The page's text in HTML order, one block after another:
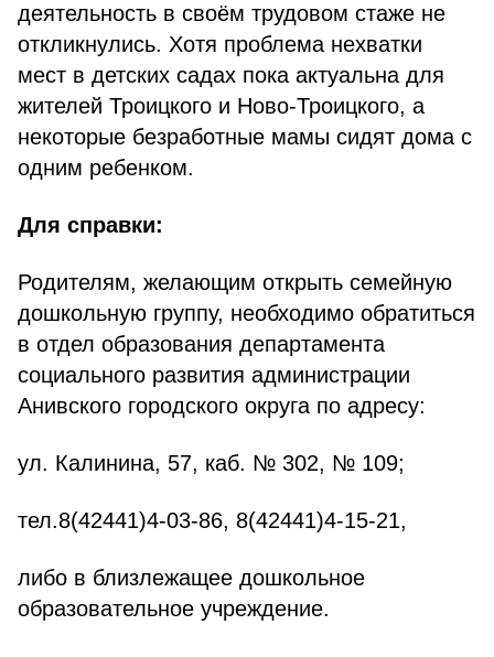
деятельность в своём трудовом стаже не
откликнулись. Хотя проблема нехватки
мест в детских садах пока актуальна для
жителей Троицкого и Ново-Троицкого, а
некоторые безработные мамы сидят дома с
одним ребенком.
Для справки:
Родителям, желающим открыть семейную
дошкольную группу, необходимо обратиться
в отдел образования департамента
социального развития администрации
Анивского городского округа по адресу:
ул. Калинина, 57, каб. № 302, № 109;
тел.8(42441)4-03-86, 8(42441)4-15-21,
либо в близлежащее дошкольное
образовательное учреждение.